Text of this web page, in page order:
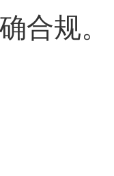
合规。